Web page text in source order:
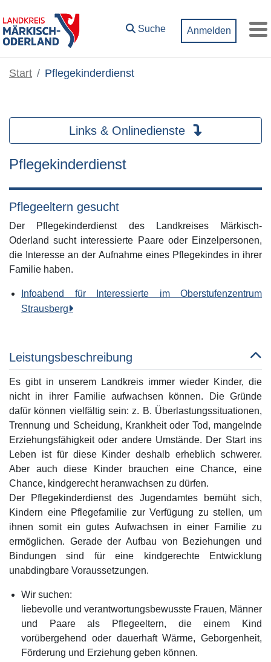
Zum Hauptinhalt springen
Suche Anmelden
Start Pflegekinderdienst
Links & Onlinedienste
Pflegekinderdienst
Pflegeeltern gesucht
Der Pflegekinderdienst des Landkreises Märkisch-
Oderland sucht interessierte Paare oder Einzelpersonen,
die Interesse an der Aufnahme eines Pflegekindes in ihrer
Familie haben.
Infoabend für Interessierte im Oberstufenzentrum
Strausberg
Leistungsbeschreibung
Es gibt in unserem Landkreis immer wieder Kinder, die
nicht in ihrer Familie aufwachsen können. Die Gründe
dafür können vielfältig sein: z. B. Überlastungssituationen,
Trennung und Scheidung, Krankheit oder Tod, mangelnde
Erziehungsfähigkeit oder andere Umstände. Der Start ins
Leben ist für diese Kinder deshalb erheblich schwerer.
Aber auch diese Kinder brauchen eine Chance, eine
Chance, kindgerecht heranwachsen zu dürfen.
Der Pflegekinderdienst des Jugendamtes bemüht sich,
Kindern eine Pflegefamilie zur Verfügung zu stellen, um
ihnen somit ein gutes Aufwachsen in einer Familie zu
ermöglichen. Gerade der Aufbau von Beziehungen und
Bindungen sind für eine kindgerechte Entwicklung
unabdingbare Voraussetzungen.
Wir suchen:
liebevolle und verantwortungsbewusste Frauen, Männer
und Paare als Pflegeeltern, die einem Kind
vorübergehend oder dauerhaft Wärme, Geborgenheit,
Förderung und Erziehung geben können.